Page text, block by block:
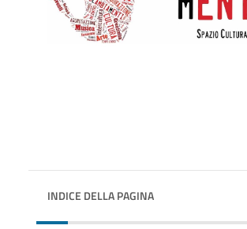
INDICE DELLA PAGINA